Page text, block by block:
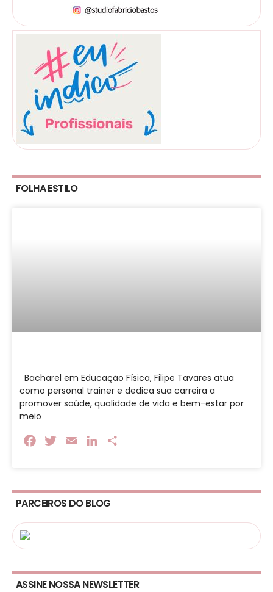
FOLHA ESTILO
Bacharel em Educação Física, Filipe Tavares atua
como personal trainer e dedica sua carreira a
promover saúde, qualidade de vida e bem-estar por
meio
FacebookTwitterEmail LinkedIn
PARCEIROS DO BLOG
ASSINE NOSSA NEWSLETTER